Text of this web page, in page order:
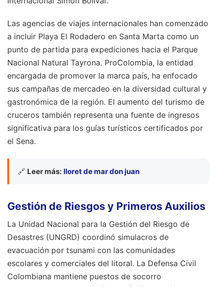
Las agencias de viajes internacionales han comenzado
a incluir Playa El Rodadero en Santa Marta como un
punto de partida para expediciones hacia el Parque
Nacional Natural Tayrona. ProColombia, la entidad
encargada de promover la marca país, ha enfocado
sus campañas de mercadeo en la diversidad cultural y
gastronómica de la región. El aumento del turismo de
cruceros también representa una fuente de ingresos
significativa para los guías turísticos certificados por
el Sena.
🔗 Leer más: lloret de mar don juan
Gestión de Riesgos y Primeros Auxilios
La Unidad Nacional para la Gestión del Riesgo de
Desastres (UNGRD) coordinó simulacros de
evacuación por tsunami con las comunidades
escolares y comerciales del litoral. La Defensa Civil
Colombiana mantiene puestos de socorro